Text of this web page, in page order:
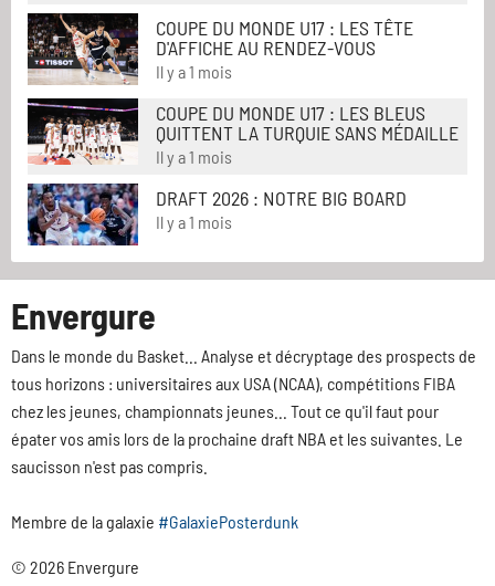
COUPE DU MONDE U17 : LES TÊTE
D'AFFICHE AU RENDEZ-VOUS
Il y a 1 mois
COUPE DU MONDE U17 : LES BLEUS
QUITTENT LA TURQUIE SANS MÉDAILLE
Il y a 1 mois
DRAFT 2026 : NOTRE BIG BOARD
Il y a 1 mois
Envergure
Dans le monde du Basket... Analyse et décryptage des prospects de
tous horizons : universitaires aux USA (NCAA), compétitions FIBA
chez les jeunes, championnats jeunes... Tout ce qu'il faut pour
épater vos amis lors de la prochaine draft NBA et les suivantes. Le
saucisson n'est pas compris.
Membre de la galaxie #GalaxiePosterdunk
© 2026 Envergure